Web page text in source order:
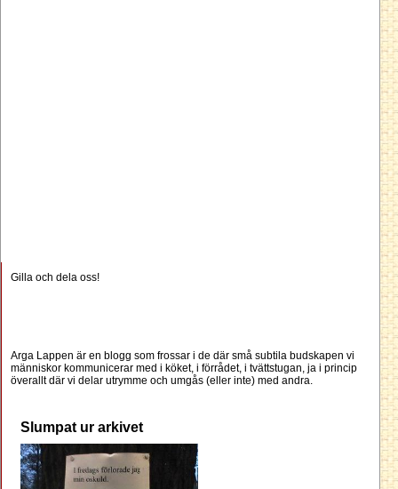
Gilla och dela oss!
Arga Lappen är en blogg som frossar i de där små subtila budskapen vi
människor kommunicerar med i köket, i förrådet, i tvättstugan, ja i princip
överallt där vi delar utrymme och umgås (eller inte) med andra.
Slumpat ur arkivet